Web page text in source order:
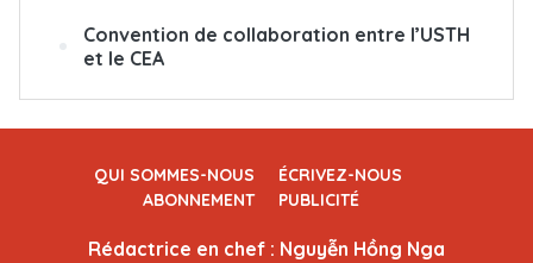
Convention de collaboration entre l’USTH
et le CEA
QUI SOMMES-NOUS
ÉCRIVEZ-NOUS
ABONNEMENT
PUBLICITÉ
Rédactrice en chef : Nguyễn Hồng Nga